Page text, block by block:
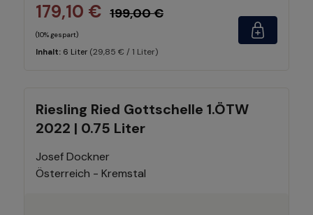
179,10 € 199,00 €
(10% gespart)
Inhalt: 6 Liter (29,85 € / 1 Liter)
Riesling Ried Gottschelle 1.ÖTW
2022 | 0.75 Liter
Josef Dockner
Österreich - Kremstal